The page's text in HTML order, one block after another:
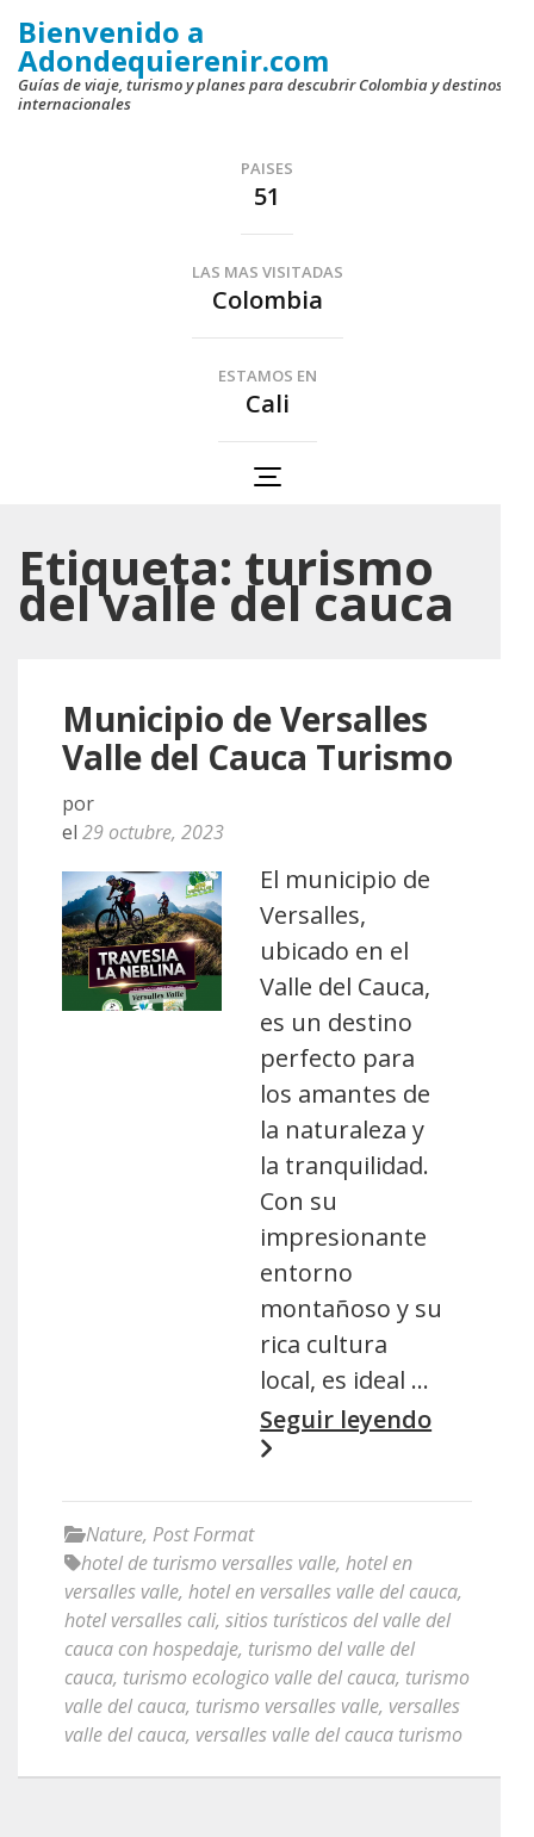
Saltar
contenido
Bienvenido a
Adondequierenir.com
Guías de viaje, turismo y planes para descubrir Colombia y destinos
internacionales
PAISES
51
LAS MAS VISITADAS
Colombia
ESTAMOS EN
Cali
Etiqueta: turismo
del valle del cauca
Municipio de Versalles
Valle del Cauca Turismo
por
el 29 octubre, 2023
El municipio de
Versalles,
ubicado en el
Valle del Cauca,
es un destino
perfecto para
los amantes de
la naturaleza y
la tranquilidad.
Con su
impresionante
entorno
montañoso y su
rica cultura
local, es ideal …
Seguir leyendo
Nature, Post Format
hotel de turismo versalles valle, hotel en
versalles valle, hotel en versalles valle del cauca,
hotel versalles cali, sitios turísticos del valle del
cauca con hospedaje, turismo del valle del
cauca, turismo ecologico valle del cauca, turismo
valle del cauca, turismo versalles valle, versalles
valle del cauca, versalles valle del cauca turismo